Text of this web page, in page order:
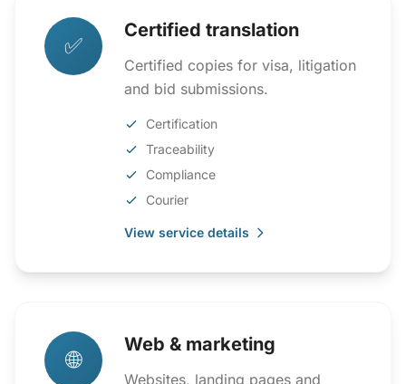
✅
Certified translation
Certified copies for visa, litigation
and bid submissions.
Certification
Traceability
Compliance
Courier
View service details
🌐
Web & marketing
Websites, landing pages and